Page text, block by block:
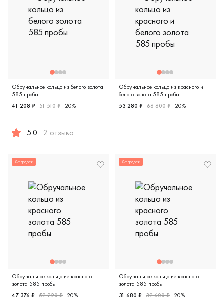
Обручальное кольцо из белого золота
585 пробы
41 208 ₽ 51 510 ₽ 20%
5.0 2 отзыва
Обручальное кольцо из красного и
белого золота 585 пробы
53 280 ₽ 66 600 ₽ 20%
Хит продаж
Обручальное кольцо из красного
золота 585 пробы
47 376 ₽ 59 220 ₽ 20%
Хит продаж
Обручальное кольцо из красного
золота 585 пробы
31 680 ₽ 39 600 ₽ 20%